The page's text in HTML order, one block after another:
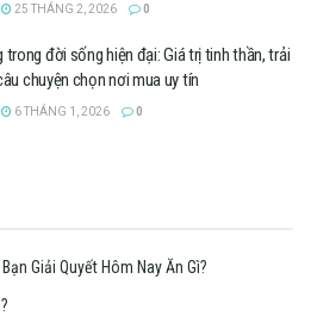
25 THÁNG 2, 2026 0
trong đời sống hiện đại: Giá trị tinh thần, trải
chuyện chọn nơi mua uy tín
6 THÁNG 1, 2026 0
Giải Quyết Hôm Nay Ăn Gì?